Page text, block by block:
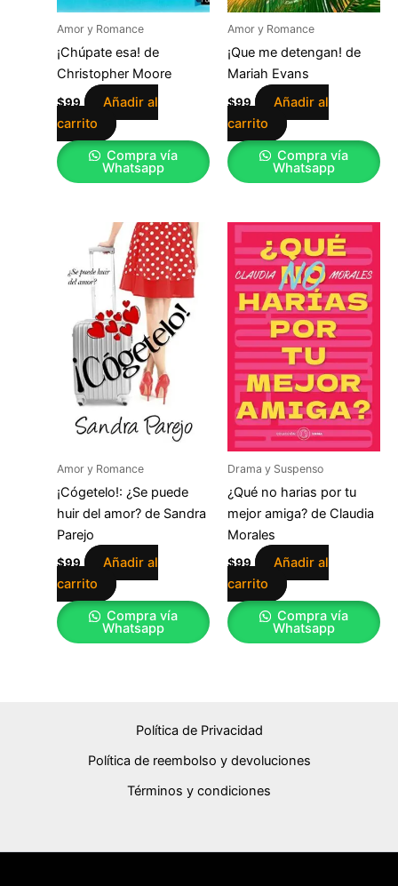
Amor y Romance
¡Chúpate esa! de
Christopher Moore
$99
Añadir al
carrito
Compra vía
Whatsapp
Amor y Romance
¡Que me detengan! de
Mariah Evans
$99
Añadir al
carrito
Compra vía
Whatsapp
Amor y Romance
¡Cógetelo!: ¿Se puede
huir del amor? de Sandra
Parejo
$99
Añadir al
carrito
Compra vía
Whatsapp
Drama y Suspenso
¿Qué no harias por tu
mejor amiga? de Claudia
Morales
$99
Añadir al
carrito
Compra vía
Whatsapp
Política de Privacidad
Política de reembolso y devoluciones
Términos y condiciones